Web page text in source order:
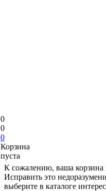
0
0
0
Корзина
пуста
К сожалению, ваша корзина
Исправить это
выберите в каталоге